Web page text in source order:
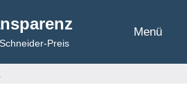
Preis
Menü